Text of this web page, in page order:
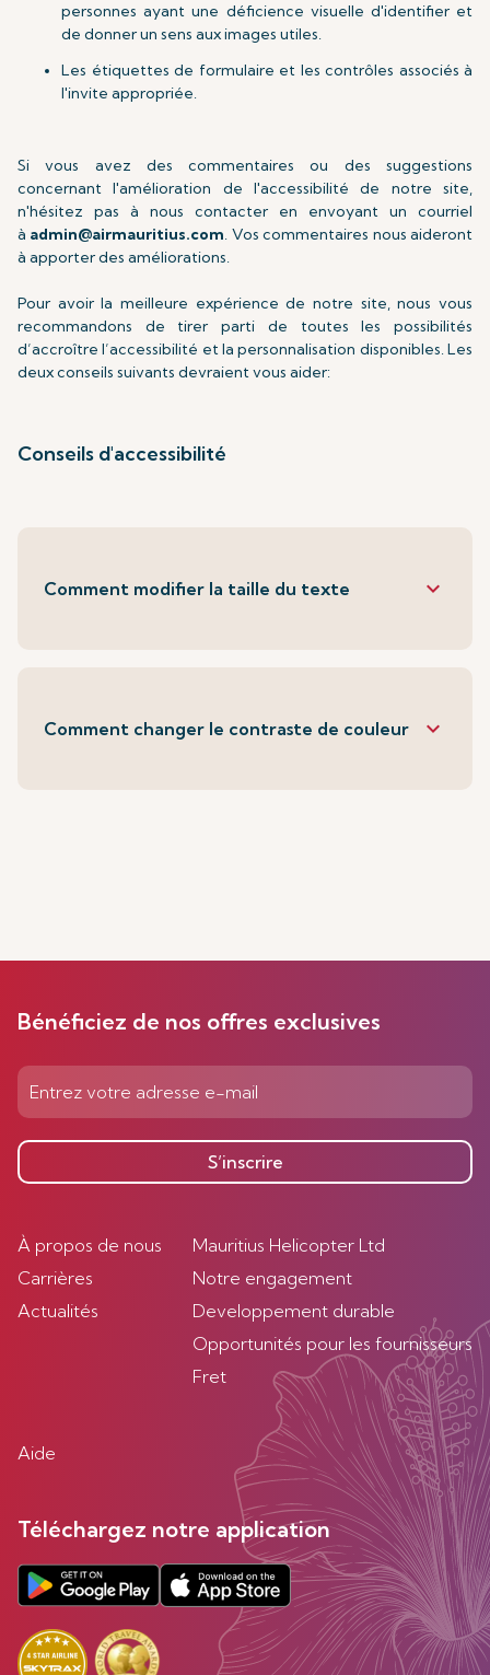
personnes ayant une déficience visuelle d'identifier et
de donner un sens aux images utiles.
Les étiquettes de formulaire et les contrôles associés à
l'invite appropriée.
Si vous avez des commentaires ou des suggestions
concernant l'amélioration de l'accessibilité de notre site,
n'hésitez pas à nous contacter en envoyant un courriel
à admin@airmauritius.com. Vos commentaires nous aideront
à apporter des améliorations.
Pour avoir la meilleure expérience de notre site, nous vous
recommandons de tirer parti de toutes les possibilités
d’accroître l’accessibilité et la personnalisation disponibles. Les
deux conseils suivants devraient vous aider:
Conseils d'accessibilité
Comment modifier la taille du texte keyboard_arrow_down
Comment changer le contraste de couleur keyboard_arrow_down
Bénéficiez de nos offres exclusives
S’inscrire
À propos de nous
Carrières
Actualités
Mauritius Helicopter Ltd
Notre engagement
Developpement durable
Opportunités pour les fournisseurs
Fret
Aide
Téléchargez notre application